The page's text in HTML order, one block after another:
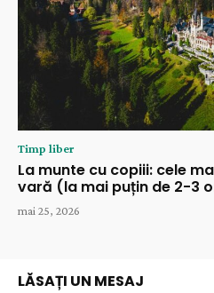
Timp liber
La munte cu copiii: cele
vară (la mai puțin de 2-3
mai 25, 2026
LĂSAȚI UN MESAJ